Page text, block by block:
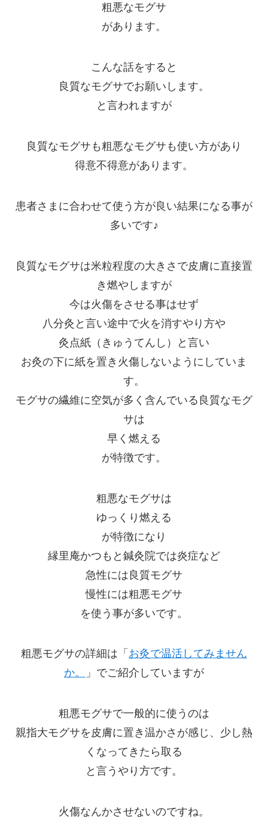
粗悪なモグサ
があります。
こんな話をすると
良質なモグサでお願いします。
と言われますが
良質なモグサも粗悪なモグサも使い方があり
得意不得意があります。
患者さまに合わせて使う方が良い結果になる事が
多いです♪
良質なモグサは米粒程度の大きさで皮膚に直接置
き燃やしますが
今は火傷をさせる事はせず
八分灸と言い途中で火を消すやり方や
灸点紙（きゅうてんし）と言い
お灸の下に紙を置き火傷しないようにしていま
す。
モグサの繊維に空気が多く含んでいる良質なモグ
サは
早く燃える
が特徴です。
粗悪なモグサは
ゆっくり燃える
が特徴になり
縁里庵かつもと鍼灸院では炎症など
急性には良質モグサ
慢性には粗悪モグサ
を使う事が多いです。
粗悪モグサの詳細は「 お灸で温活してみません
か。
」でご紹介していますが
粗悪モグサで一般的に使うのは
親指大モグサを皮膚に置き温かさが感じ、少し熱
くなってきたら取る
と言うやり方です。
火傷なんかさせないのですね。